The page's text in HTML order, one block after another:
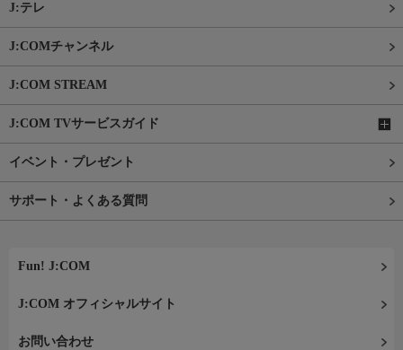
J:テレ
J:COMチャンネル
J:COM STREAM
J:COM TVサービスガイド
イベント・プレゼント
サポート・よくある質問
Fun! J:COM
J:COM オフィシャルサイト
お問い合わせ